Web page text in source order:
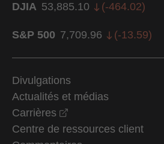
DJIA 53,885.10 (-464.02)
S&P 500 7,709.96 (-13.59)
Divulgations
Actualités et médias
Carrières
Centre de ressources client